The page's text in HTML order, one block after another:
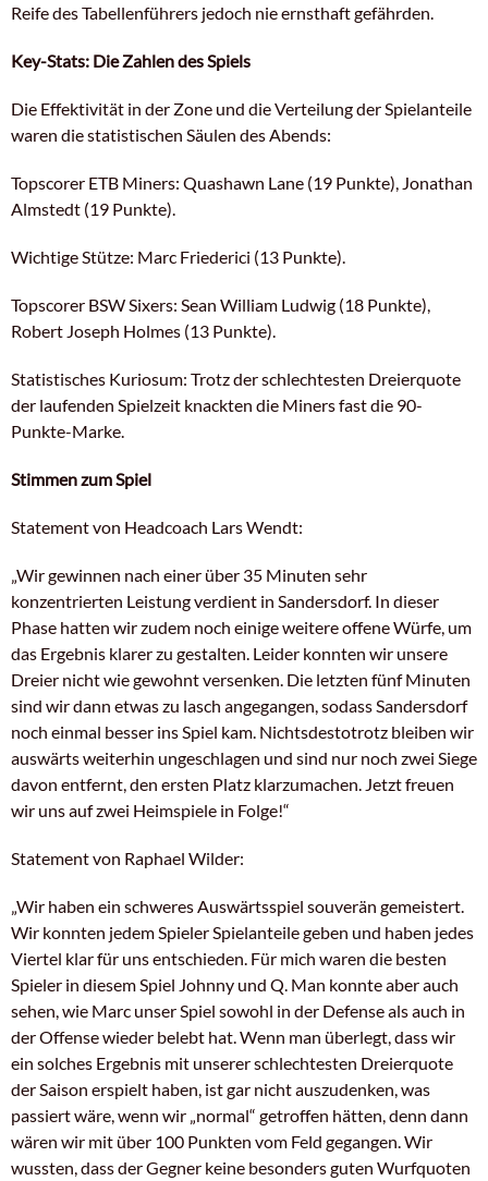
Reife des Tabellenführers jedoch nie ernsthaft gefährden.
Key-Stats: Die Zahlen des Spiels
Die Effektivität in der Zone und die Verteilung der Spielanteile
waren die statistischen Säulen des Abends:
Topscorer ETB Miners: Quashawn Lane (19 Punkte), Jonathan
Almstedt (19 Punkte).
Wichtige Stütze: Marc Friederici (13 Punkte).
Topscorer BSW Sixers: Sean William Ludwig (18 Punkte),
Robert Joseph Holmes (13 Punkte).
Statistisches Kuriosum: Trotz der schlechtesten Dreierquote
der laufenden Spielzeit knackten die Miners fast die 90-
Punkte-Marke.
Stimmen zum Spiel
Statement von Headcoach Lars Wendt:
„Wir gewinnen nach einer über 35 Minuten sehr
konzentrierten Leistung verdient in Sandersdorf. In dieser
Phase hatten wir zudem noch einige weitere offene Würfe, um
das Ergebnis klarer zu gestalten. Leider konnten wir unsere
Dreier nicht wie gewohnt versenken. Die letzten fünf Minuten
sind wir dann etwas zu lasch angegangen, sodass Sandersdorf
noch einmal besser ins Spiel kam. Nichtsdestotrotz bleiben wir
auswärts weiterhin ungeschlagen und sind nur noch zwei Siege
davon entfernt, den ersten Platz klarzumachen. Jetzt freuen
wir uns auf zwei Heimspiele in Folge!“
Statement von Raphael Wilder:
„Wir haben ein schweres Auswärtsspiel souverän gemeistert.
Wir konnten jedem Spieler Spielanteile geben und haben jedes
Viertel klar für uns entschieden. Für mich waren die besten
Spieler in diesem Spiel Johnny und Q. Man konnte aber auch
sehen, wie Marc unser Spiel sowohl in der Defense als auch in
der Offense wieder belebt hat. Wenn man überlegt, dass wir
ein solches Ergebnis mit unserer schlechtesten Dreierquote
der Saison erspielt haben, ist gar nicht auszudenken, was
passiert wäre, wenn wir „normal“ getroffen hätten, denn dann
wären wir mit über 100 Punkten vom Feld gegangen. Wir
wussten, dass der Gegner keine besonders guten Wurfquoten